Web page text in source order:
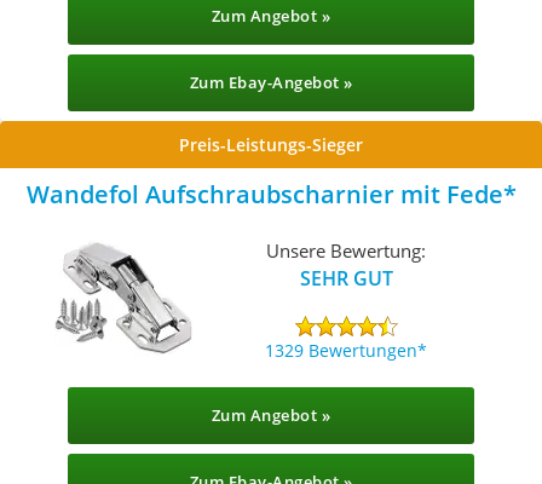
Zum Angebot »
Zum Ebay-Angebot »
Preis-Leistungs-Sieger
Wandefol Aufschraubscharnier mit Fede
Unsere Bewertung:
SEHR GUT
1329 Bewertungen
Zum Angebot »